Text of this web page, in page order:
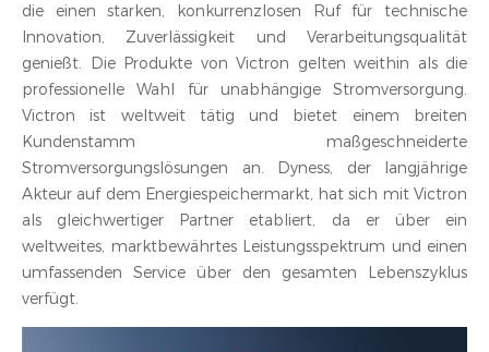
die einen starken, konkurrenzlosen Ruf für technische
Innovation, Zuverlässigkeit und Verarbeitungsqualität
genießt. Die Produkte von Victron gelten weithin als die
professionelle Wahl für unabhängige Stromversorgung.
Victron ist weltweit tätig und bietet einem breiten
Kundenstamm maßgeschneiderte
Stromversorgungslösungen an. Dyness, der langjährige
Akteur auf dem Energiespeichermarkt, hat sich mit Victron
als gleichwertiger Partner etabliert, da er über ein
weltweites, marktbewährtes Leistungsspektrum und einen
umfassenden Service über den gesamten Lebenszyklus
verfügt.